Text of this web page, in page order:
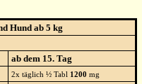
Hund ab 5 kg
ab dem 15. Tag
2x täglich ½ Tabl 1200 mg